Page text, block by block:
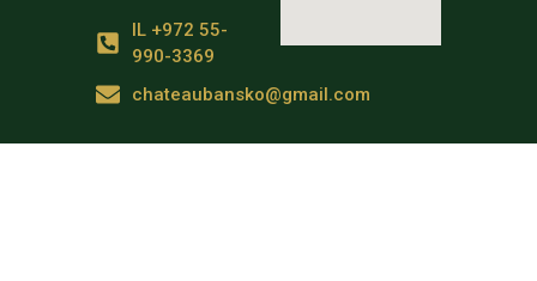
IL +972 55-
990-3369
chateaubansko@gmail.com